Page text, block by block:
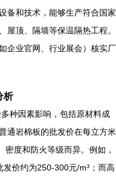
备和技术，能够生产符合国家
屋顶、隔墙等保温隔热工程。
企业官网、行业展会）核实厂
析
种因素影响，包括原材料成
通岩棉板的批发价在每立方米
度和防火等级而异。例如，
价约为250-300元/m³；而高